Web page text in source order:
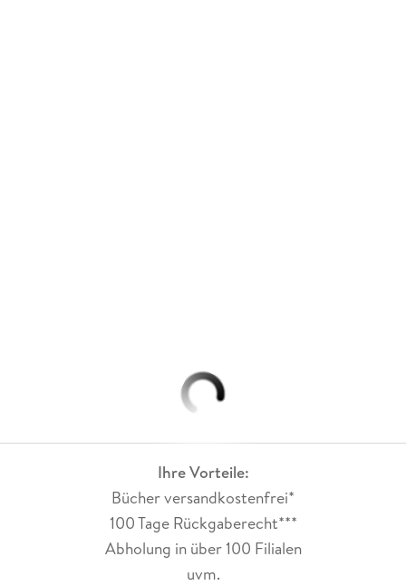
Ihre Vorteile:
Bücher versandkostenfrei*
100 Tage Rückgaberecht***
Abholung in über 100 Filialen
uvm.